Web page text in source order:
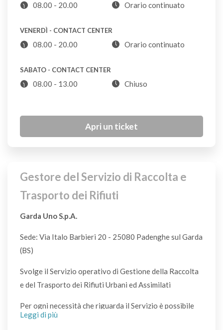
CDR
Bastoncini del gelato
Batterie auto
Bicchieri di plastica riutilizzabili
Bicchieri di plastica usa e getta (puliti)
VL
CDR
Bigiotteria
08.00 - 20.00 Orario continuato
VENERDÌ - CONTACT CENTER
08.00 - 20.00 Orario continuato
SABATO - CONTACT CENTER
08.00 - 13.00 Chiuso
Apri un ticket
Gestore del Servizio di Raccolta e
Trasporto dei Rifiuti
Garda Uno S.p.A.
Sede: Via Italo Barbieri 20 - 25080 Padenghe sul Garda
(BS)
Svolge il Servizio operativo di Gestione della Raccolta
e del Trasporto dei Rifiuti Urbani ed Assimilati
Per ogni necessità che riguarda il Servizio è possibile
utilizzare il sistema di supporto all'Utenza cliccando
Leggi di più